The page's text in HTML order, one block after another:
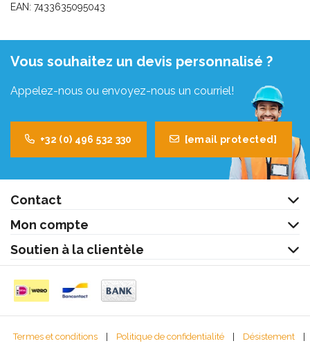
EAN: 7433635095043
Vous souhaitez un devis personnalisé ?
Appelez-nous ou envoyez-nous un courriel!
+32 (0) 496 532 330 [email protected]
Contact
Mon compte
Soutien à la clientèle
Termes et conditions | Politique de confidentialité | Désistement
|